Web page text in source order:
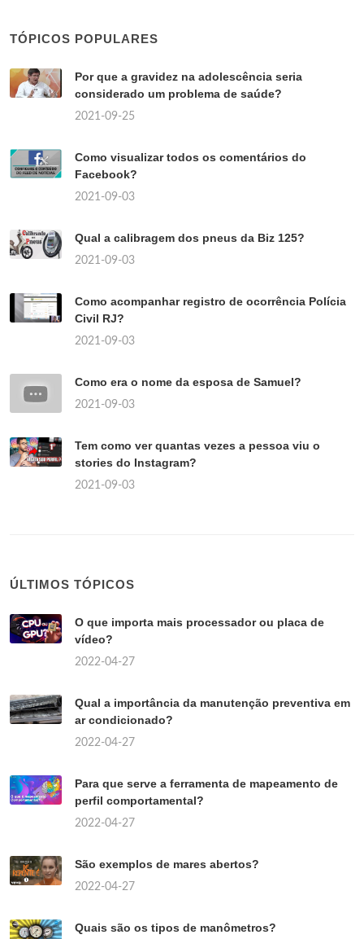
TÓPICOS POPULARES
Por que a gravidez na adolescência seria
considerado um problema de saúde?
2021-09-25
Como visualizar todos os comentários do
Facebook?
2021-09-03
Qual a calibragem dos pneus da Biz 125?
2021-09-03
Como acompanhar registro de ocorrência Polícia
Civil RJ?
2021-09-03
Como era o nome da esposa de Samuel?
2021-09-03
Tem como ver quantas vezes a pessoa viu o
stories do Instagram?
2021-09-03
ÚLTIMOS TÓPICOS
O que importa mais processador ou placa de
vídeo?
2022-04-27
Qual a importância da manutenção preventiva em
ar condicionado?
2022-04-27
Para que serve a ferramenta de mapeamento de
perfil comportamental?
2022-04-27
São exemplos de mares abertos?
2022-04-27
Quais são os tipos de manômetros?